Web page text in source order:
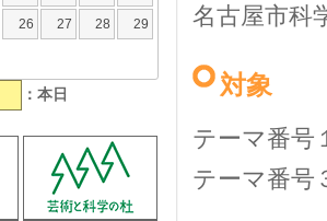
名古屋市
対象
テーマ番
テーマ番
26 27 28 29
：本日